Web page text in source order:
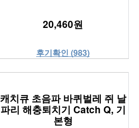
20,460원
후기확인 (983)
캐치큐 초음파 바퀴벌레 쥐 날
파리 해충퇴치기 Catch Q, 기
본형